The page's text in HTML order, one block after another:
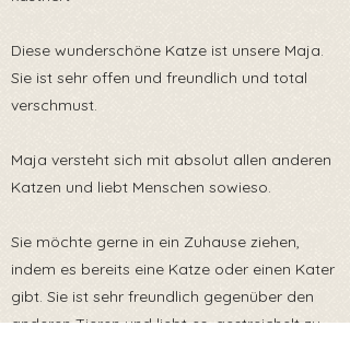
Diese wunderschöne Katze ist unsere Maja.
Sie ist sehr offen und freundlich und total
verschmust.
Maja versteht sich mit absolut allen anderen
Katzen und liebt Menschen sowieso.
Sie möchte gerne in ein Zuhause ziehen,
indem es bereits eine Katze oder einen Kater
gibt. Sie ist sehr freundlich gegenüber den
anderen Tieren und liebt es, gestreichelt zu